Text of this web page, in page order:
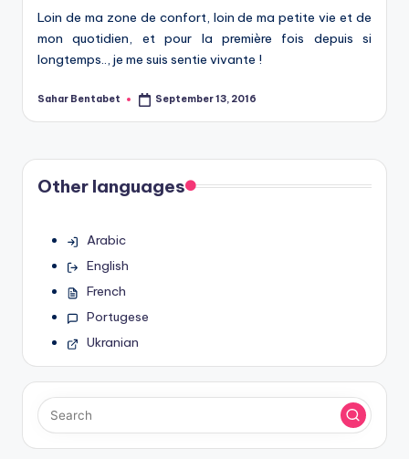
Loin de ma zone de confort, loin de ma petite vie et de
mon quotidien, et pour la première fois depuis si
longtemps.., je me suis sentie vivante !
Posted
Sahar Bentabet September 13, 2016
Other languages
Arabic
English
French
Portugese
Ukranian